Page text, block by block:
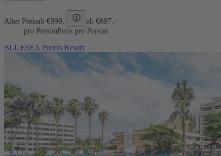
Alter Preisab €899,- ab €697,-
pro PersonPreis pro Person
BLUESEA Puerto Resort